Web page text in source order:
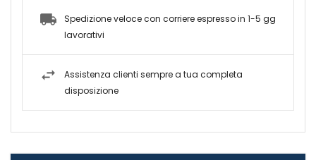
Spedizione veloce con corriere espresso in 1-5 gg
lavorativi
Assistenza clienti sempre a tua completa
disposizione